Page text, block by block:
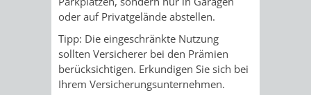
DENKMALSCHUTZBEHÖRDE
BEREICH
DENKMALSCHUTZ
GENEHMIGUNGSVERFAHREN
TAG
STÄDTISCHER
HÄUSER
/
/
DEZERNATE
AMT
BAURECHTBILDUNG
oder auf Privatgelände abstellen.
Tipp: Die eingeschränkte Nutzung
sollten Versicherer bei den Prämien
berücksichtigen. Erkundigen Sie sich bei
Ihrem Versicherungsunternehmen.